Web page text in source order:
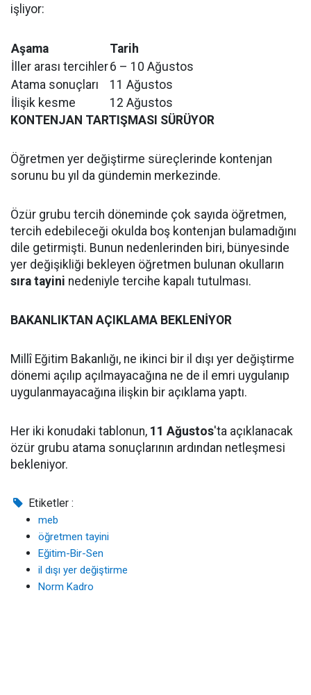
işliyor:
Aşama
Tarih
İller arası tercihler6 – 10 Ağustos
Atama sonuçları
11 Ağustos
İlişik kesme
12 Ağustos
KONTENJAN TARTIŞMASI SÜRÜYOR
Öğretmen yer değiştirme süreçlerinde kontenjan
sorunu bu yıl da gündemin merkezinde.
Özür grubu tercih döneminde çok sayıda öğretmen,
tercih edebileceği okulda boş kontenjan bulamadığını
dile getirmişti. Bunun nedenlerinden biri, bünyesinde
yer değişikliği bekleyen öğretmen bulunan okulların
sıra tayini nedeniyle tercihe kapalı tutulması.
BAKANLIKTAN AÇIKLAMA BEKLENİYOR
Millî Eğitim Bakanlığı, ne ikinci bir il dışı yer değiştirme
dönemi açılıp açılmayacağına ne de il emri uygulanıp
uygulanmayacağına ilişkin bir açıklama yaptı.
Her iki konudaki tablonun, 11 Ağustos'ta açıklanacak
özür grubu atama sonuçlarının ardından netleşmesi
bekleniyor.
Etiketler :
meb
öğretmen tayini
Eğitim-Bir-Sen
il dışı yer değiştirme
Norm Kadro